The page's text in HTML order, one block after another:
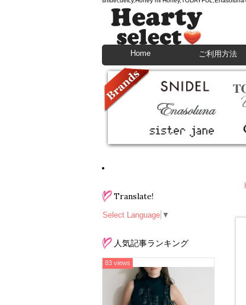
Home ご利用方法
Translate!
Select Language ▼
人気記事ランキング
83 views